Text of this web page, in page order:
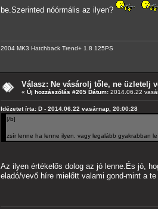
be.Szerinted nóórmális az ilyen?
2004 MK3 Hatchback Trend+ 1.8 125PS
Válasz: Ne vásárolj tőle, ne üzletelj
« Új hozzászólás #205 Dátum: 2014.06.22
Idézetet írta: D - 2014.06.22 vasárnap, 20:00:28
[/b]
zsír lenne ha lenne ilyen. vagy legalább gyakrabban
Az ilyen értékelős dolog az jó lenne.És jó,
eladó/vevő híre mielőtt valami gond-mint a